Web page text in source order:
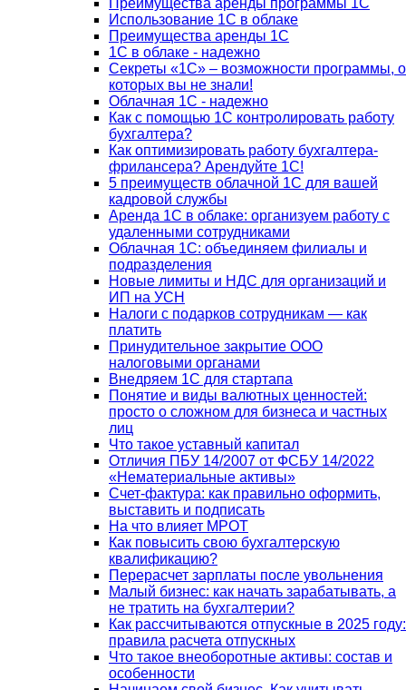
Преимущества аренды программы 1С
Использование 1С в облаке
Преимущества аренды 1С
1С в облаке - надежно
Секреты «1С» – возможности программы, о
которых вы не знали!
Облачная 1С - надежно
Как с помощью 1С контролировать работу
бухгалтера?
Как оптимизировать работу бухгалтера-
фрилансера? Арендуйте 1С!
5 преимуществ облачной 1С для вашей
кадровой службы
Аренда 1С в облаке: организуем работу с
удаленными сотрудниками
Облачная 1С: объединяем филиалы и
подразделения
Новые лимиты и НДС для организаций и
ИП на УСН
Налоги с подарков сотрудникам — как
платить
Принудительное закрытие ООО
налоговыми органами
Внедряем 1С для стартапа
Понятие и виды валютных ценностей:
просто о сложном для бизнеса и частных
лиц
Что такое уставный капитал
Отличия ПБУ 14/2007 от ФСБУ 14/2022
«Нематериальные активы»
Счет-фактура: как правильно оформить,
выставить и подписать
На что влияет МРОТ
Как повысить свою бухгалтерскую
квалификацию?
Перерасчет зарплаты после увольнения
Малый бизнес: как начать зарабатывать, а
не тратить на бухгалтерии?
Как рассчитываются отпускные в 2025 году:
правила расчета отпускных
Что такое внеоборотные активы: состав и
особенности